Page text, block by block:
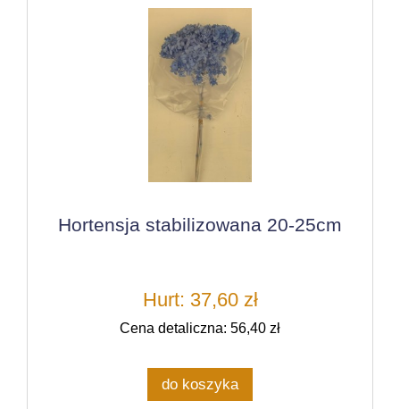
Hortensja stabilizowana 20-25cm
Hurt: 37,60 zł
Cena detaliczna: 56,40 zł
do koszyka